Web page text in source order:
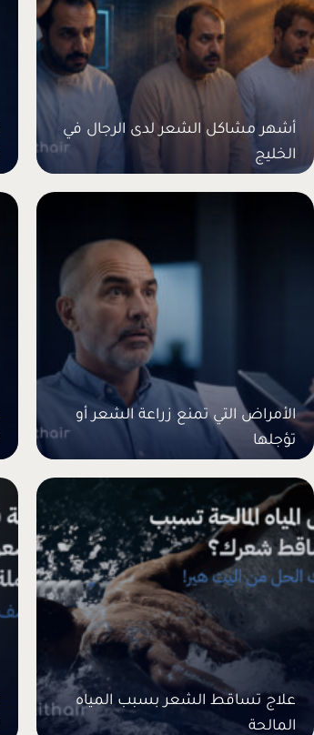
أشهر مشاكل الشعر لدى الرجال في
الخليج
الأمراض التي تمنع زراعة الشعر أو
تؤجلها
علاج تساقط الشعر بسبب المياه
المالحة